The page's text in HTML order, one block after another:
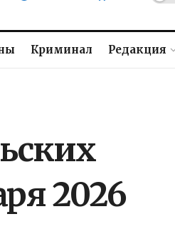
Криминал Редакция
2026